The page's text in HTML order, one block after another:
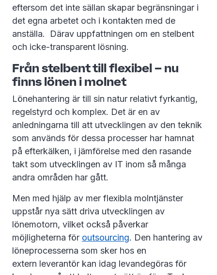
eftersom det inte sällan skapar begränsningar i
det egna arbetet och i kontakten med de
anställa. Därav uppfattningen om en stelbent
och icke-transparent lösning.
Från stelbent till flexibel – nu
finns lönen i molnet
Lönehantering är till sin natur relativt fyrkantig,
regelstyrd och komplex. Det är en av
anledningarna till att utvecklingen av den teknik
som används för dessa processer har hamnat
på efterkälken, i jämförelse med den rasande
takt som utvecklingen av IT inom så många
andra områden har gått.
Men med hjälp av mer flexibla molntjänster
uppstår nya sätt driva utvecklingen av
lönemotorn, vilket också påverkar
möjligheterna för outsourcing. Den hantering av
löneprocesserna som sker hos en
extern leverantör kan idag levandegöras för